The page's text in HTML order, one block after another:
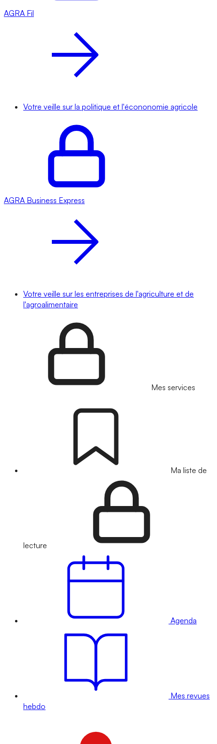
AGRA Fil
Votre veille sur la politique et l'écononomie agricole
AGRA Business Express
Votre veille sur les entreprises de l'agriculture et de
l'agroalimentaire
Mes services
Ma liste de
lecture
Agenda
Mes revues
hebdo